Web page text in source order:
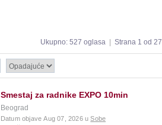
Ukupno: 527 oglasa Strana 1 od 27
Smestaj za radnike EXPO 10min
Beograd
Datum objave Aug 07, 2026 uSobe